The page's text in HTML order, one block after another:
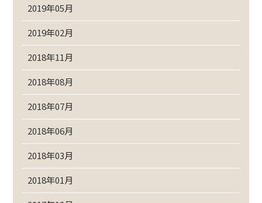
2019年05月
2019年02月
2018年11月
2018年08月
2018年07月
2018年06月
2018年03月
2018年01月